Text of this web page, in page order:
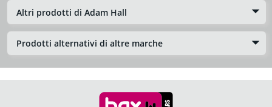
Altri prodotti di Adam Hall
Prodotti alternativi di altre marche